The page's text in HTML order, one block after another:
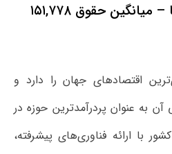
۱. ایالات متحده آمریکا – میانگین حقوق ۱۵۱,۷۷۸
اقتصادهای جهان را دارد و
به عنوان پردرآمدترین حوزه در
با ارائه فناوری‌های پیشرفته،